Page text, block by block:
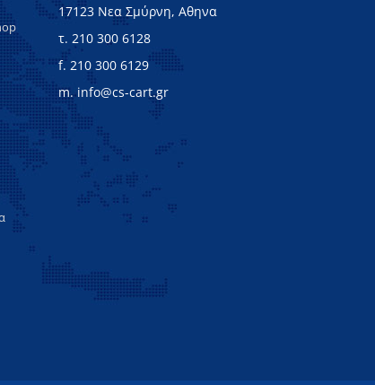
17123 Νεα Σμύρνη, Αθηνα
τ. 210 300 6128
f. 210 300 6129
m. info@cs-cart.gr